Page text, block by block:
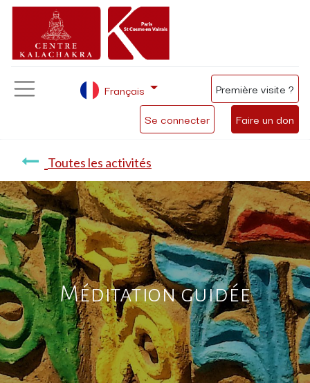
Se connecter Faire un don
Français Première visite ?
Toutes les activités
Méditation guidée